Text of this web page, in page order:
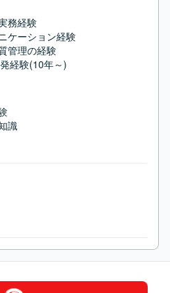
務経験
ケーション経験
管理の経験
経験(10年～)
識